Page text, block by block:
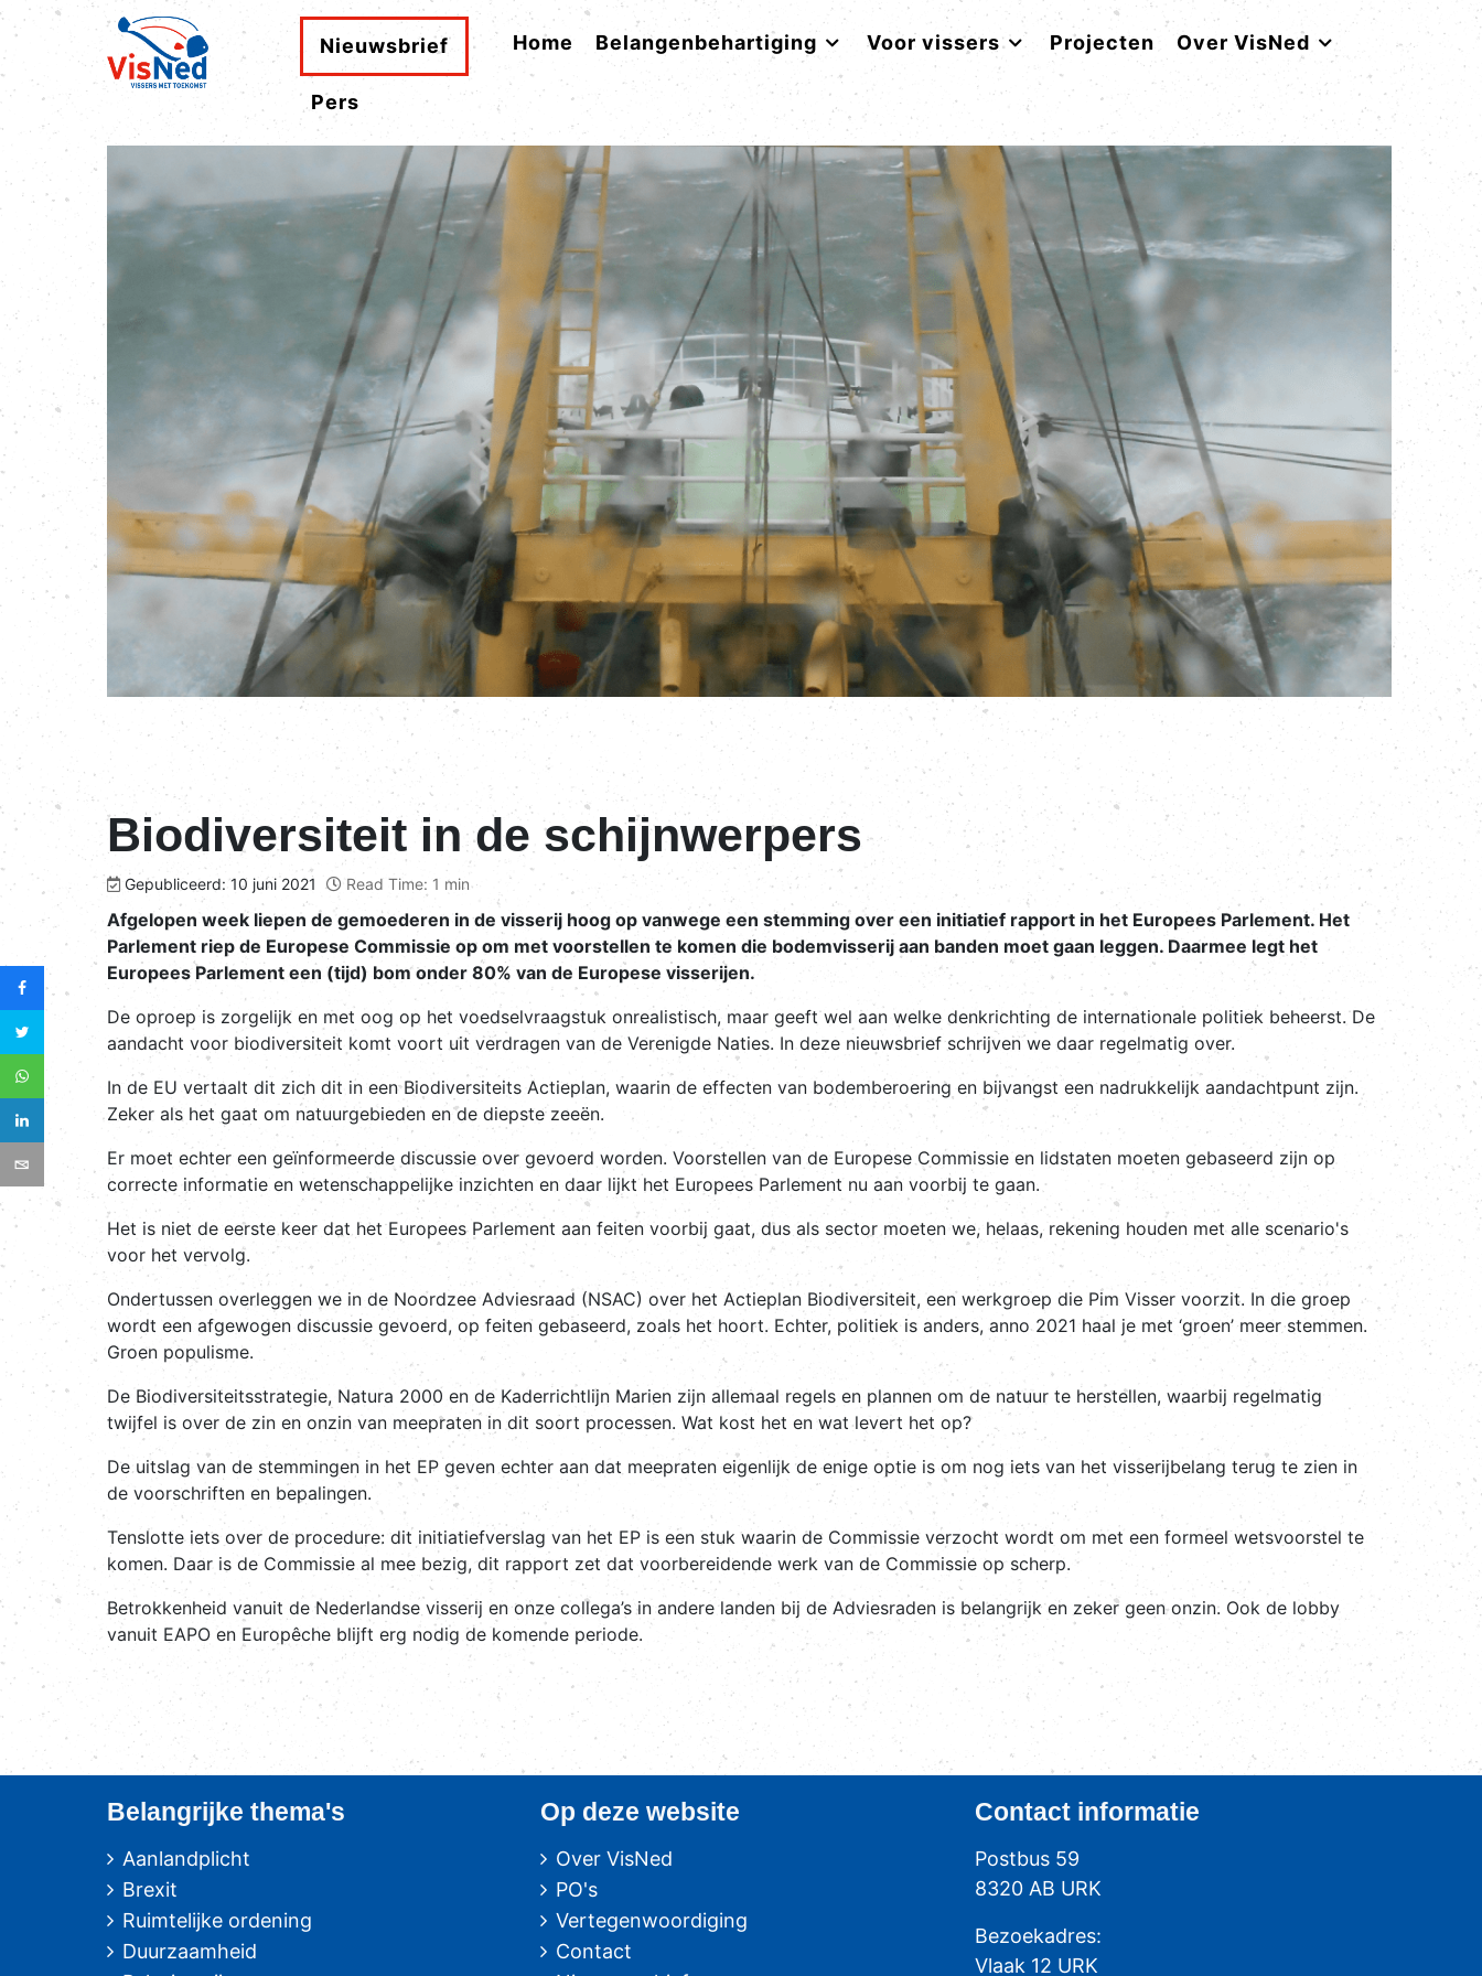
Nieuwsbrief Home Belangenbehartiging Voor vissers Projecten Over VisNed
Pers
Biodiversiteit in de schijnwerpers
Gepubliceerd: 10 juni 2021 Read Time: 1 min
Afgelopen week liepen de gemoederen in de visserij hoog op vanwege een stemming over een initiatief rapport in het Europees Parlement. Het
Parlement riep de Europese Commissie op om met voorstellen te komen die bodemvisserij aan banden moet gaan leggen. Daarmee legt het
Europees Parlement een (tijd) bom onder 80% van de Europese visserijen.
De oproep is zorgelijk en met oog op het voedselvraagstuk onrealistisch, maar geeft wel aan welke denkrichting de internationale politiek beheerst. De
aandacht voor biodiversiteit komt voort uit verdragen van de Verenigde Naties. In deze nieuwsbrief schrijven we daar regelmatig over.
In de EU vertaalt dit zich dit in een Biodiversiteits Actieplan, waarin de effecten van bodemberoering en bijvangst een nadrukkelijk aandachtpunt zijn.
Zeker als het gaat om natuurgebieden en de diepste zeeën.
Er moet echter een geïnformeerde discussie over gevoerd worden. Voorstellen van de Europese Commissie en lidstaten moeten gebaseerd zijn op
correcte informatie en wetenschappelijke inzichten en daar lijkt het Europees Parlement nu aan voorbij te gaan.
Het is niet de eerste keer dat het Europees Parlement aan feiten voorbij gaat, dus als sector moeten we, helaas, rekening houden met alle scenario's
voor het vervolg.
Ondertussen overleggen we in de Noordzee Adviesraad (NSAC) over het Actieplan Biodiversiteit, een werkgroep die Pim Visser voorzit. In die groep
wordt een afgewogen discussie gevoerd, op feiten gebaseerd, zoals het hoort. Echter, politiek is anders, anno 2021 haal je met ‘groen’ meer stemmen.
Groen populisme.
De Biodiversiteitsstrategie, Natura 2000 en de Kaderrichtlijn Marien zijn allemaal regels en plannen om de natuur te herstellen, waarbij regelmatig
twijfel is over de zin en onzin van meepraten in dit soort processen. Wat kost het en wat levert het op?
De uitslag van de stemmingen in het EP geven echter aan dat meepraten eigenlijk de enige optie is om nog iets van het visserijbelang terug te zien in
de voorschriften en bepalingen.
Tenslotte iets over de procedure: dit initiatiefverslag van het EP is een stuk waarin de Commissie verzocht wordt om met een formeel wetsvoorstel te
komen. Daar is de Commissie al mee bezig, dit rapport zet dat voorbereidende werk van de Commissie op scherp.
Betrokkenheid vanuit de Nederlandse visserij en onze collega’s in andere landen bij de Adviesraden is belangrijk en zeker geen onzin. Ook de lobby
vanuit EAPO en Europêche blijft erg nodig de komende periode.
Belangrijke thema's
Aanlandplicht
Brexit
Ruimtelijke ordening
Duurzaamheid
Op deze website
Over VisNed
PO's
Vertegenwoordiging
Contact
Contactinformatie
Postbus 59
8320 AB URK
Bezoekadres:
Vlaak 12 URK